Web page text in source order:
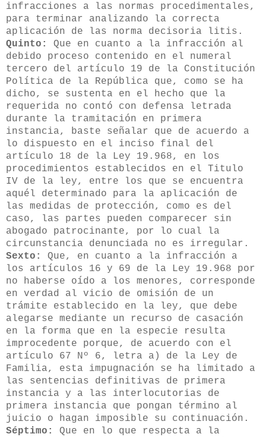
infracciones a las normas procedimentales,
para terminar analizando la correcta
aplicación de las norma decisoria litis.
Quinto:
Que en cuanto a la infracción al
debido proceso contenido en el numeral
tercero del artículo 19 de la Constitución
Política de la República que, como se ha
dicho, se sustenta en el hecho que la
requerida no contó con defensa letrada
durante la tramitación en primera
instancia, baste señalar que de acuerdo a
lo dispuesto en el inciso final del
artículo 18 de la Ley 19.968, en los
procedimientos establecidos en el Titulo
IV de la ley, entre los que se encuentra
aquél determinado para la aplicación de
las medidas de protección, como es del
caso, las partes pueden comparecer sin
abogado patrocinante, por lo cual la
circunstancia denunciada no es irregular.
Sexto: Que, en cuanto a la infracción a
los artículos 16 y 69 de la Ley 19.968 por
no haberse oído a los menores, corresponde
en verdad al vicio de omisión de un
trámite establecido en la ley, que debe
alegarse mediante un recurso de casación
en la forma que en la especie resulta
improcedente porque, de acuerdo con el
artículo 67 Nº 6, letra a) de la Ley de
Familia, esta impugnación se ha limitado a
las sentencias definitivas de primera
instancia y a las interlocutorias de
primera instancia que pongan término al
juicio o hagan imposible su continuación.
Séptimo: Que en lo que respecta a la